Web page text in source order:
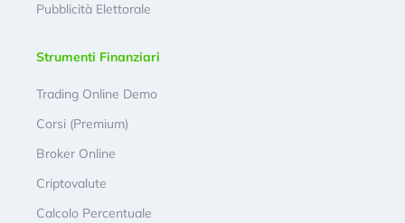
Pubblicità Elettorale
Strumenti Finanziari
Trading Online Demo
Corsi (Premium)
Broker Online
Criptovalute
Calcolo Percentuale